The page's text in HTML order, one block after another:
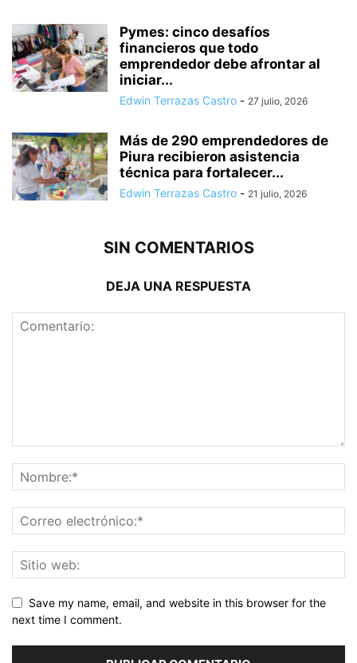
Pymes: cinco desafíos
financieros que todo
emprendedor debe afrontar al
iniciar...
Edwin Terrazas Castro - 27 julio, 2026
Más de 290 emprendedores de
Piura recibieron asistencia
técnica para fortalecer...
Edwin Terrazas Castro - 21 julio, 2026
SIN COMENTARIOS
DEJA UNA RESPUESTA
Save my name, email, and website in this browser for the
next time I comment.